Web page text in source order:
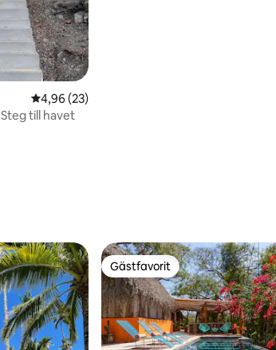
4,96 av 5 i genomsnittligt betyg, 23 omdömen
4,96 (23)
Steg till havet
Gästfavorit
Gästfavorit